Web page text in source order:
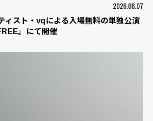
2026.08.07
ィスト・vqによる入場無料の単独公演
』にて開催